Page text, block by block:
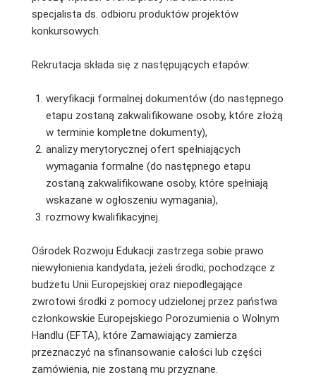
specjalista ds. odbioru produktów projektów
konkursowych.
Rekrutacja składa się z następujących etapów:
weryfikacji formalnej dokumentów (do następnego
etapu zostaną zakwalifikowane osoby, które złożą
w terminie kompletne dokumenty),
analizy merytorycznej ofert spełniających
wymagania formalne (do następnego etapu
zostaną zakwalifikowane osoby, które spełniają
wskazane w ogłoszeniu wymagania),
rozmowy kwalifikacyjnej.
Ośrodek Rozwoju Edukacji zastrzega sobie prawo
niewyłonienia kandydata, jeżeli środki, pochodzące z
budżetu Unii Europejskiej oraz niepodlegające
zwrotowi środki z pomocy udzielonej przez państwa
członkowskie Europejskiego Porozumienia o Wolnym
Handlu (EFTA), które Zamawiający zamierza
przeznaczyć na sfinansowanie całości lub części
zamówienia, nie zostaną mu przyznane.